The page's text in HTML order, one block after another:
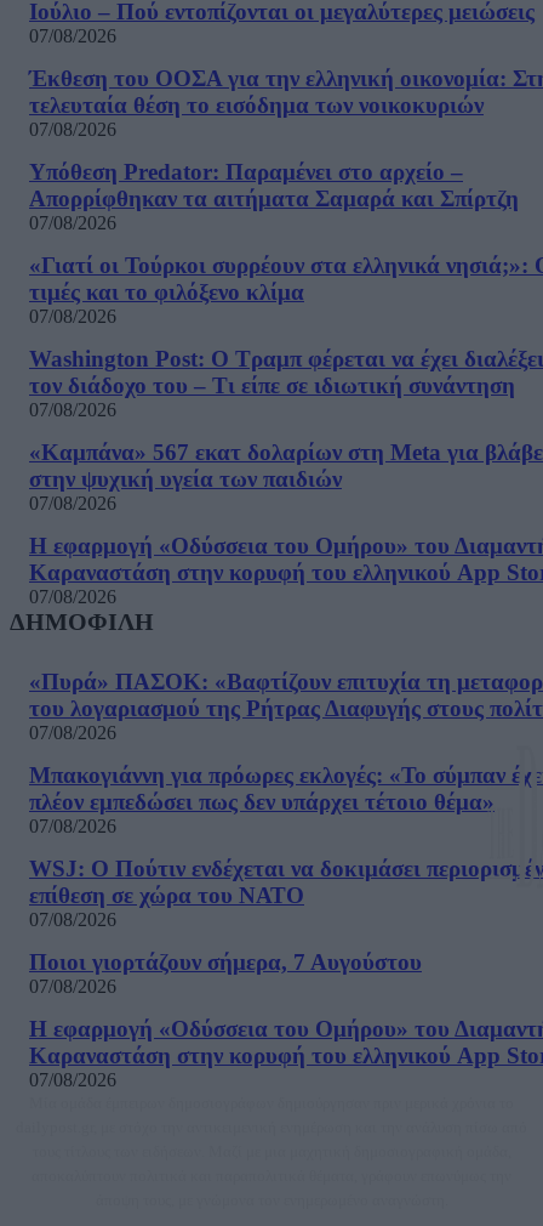
Ιούλιο – Πού εντοπίζονται οι μεγαλύτερες μειώσεις
07/08/2026
Έκθεση του ΟΟΣΑ για την ελληνική οικονομία:
τελευταία θέση το εισόδημα των νοικοκυριών
07/08/2026
Υπόθεση Predator: Παραμένει στο αρχείο –
Απορρίφθηκαν τα αιτήματα Σαμαρά και Σπίρτζη
07/08/2026
«Γιατί οι Τούρκοι συρρέουν στα ελληνικά νησιά;»:
τιμές και το φιλόξενο κλίμα
07/08/2026
Washington Post: Ο Τραμπ φέρεται να έχει διαλέξει
τον διάδοχο του – Τι είπε σε ιδιωτική συνάντηση
07/08/2026
«Καμπάνα» 567 εκατ δολαρίων στη Meta για
στην ψυχική υγεία των παιδιών
07/08/2026
Η εφαρμογή «Οδύσσεια του Ομήρου» του
Καραναστάση στην κορυφή του ελληνικού App
07/08/2026
ΔΗΜΟΦΙΛΗ
«Πυρά» ΠΑΣΟΚ: «Βαφτίζουν επιτυχία τη
του λογαριασμού της Ρήτρας Διαφυγής στους
07/08/2026
Μπακογιάννη για πρόωρες εκλογές: «Το σύμπαν
πλέον εμπεδώσει πως δεν υπάρχει τέτοιο θέμα»
07/08/2026
WSJ: Ο Πούτιν ενδέχεται να δοκιμάσει
επίθεση σε χώρα του ΝΑΤΟ
07/08/2026
Ποιοι γιορτάζουν σήμερα, 7 Αυγούστου
07/08/2026
Η εφαρμογή «Οδύσσεια του Ομήρου» του
Καραναστάση στην κορυφή του ελληνικού App
07/08/2026